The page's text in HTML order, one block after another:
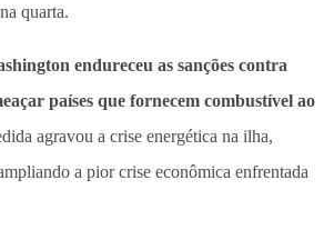
quarta.
endureceu as sanções contra
países que fornecem combustível ao
agravou a crise energética na ilha,
a pior crise econômica enfrentada